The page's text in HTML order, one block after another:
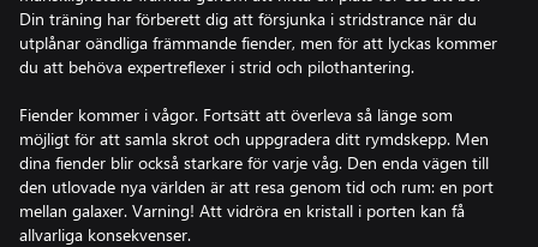
Din träning har förberett dig att försjunka i stridstrance när du
utplånar oändliga främmande fiender, men för att lyckas kommer
du att behöva expertreflexer i strid och pilothantering.
Fiender kommer i vågor. Fortsätt att överleva så länge som
möjligt för att samla skrot och uppgradera ditt rymdskepp. Men
dina fiender blir också starkare för varje våg. Den enda vägen till
den utlovade nya världen är att resa genom tid och rum: en port
mellan galaxer. Varning! Att vidröra en kristall i porten kan få
allvarliga konsekvenser.